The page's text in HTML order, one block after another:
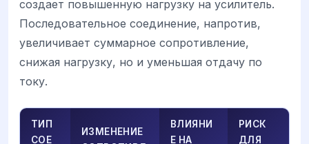
создает повышенную нагрузку на усилитель.
Последовательное соединение, напротив,
увеличивает суммарное сопротивление,
снижая нагрузку, но и уменьшая отдачу по
току.
ТИП
СОЕ
ИЗМЕНЕНИЕ
ВЛИЯНИ
Е НА
РИСК
ДЛЯ